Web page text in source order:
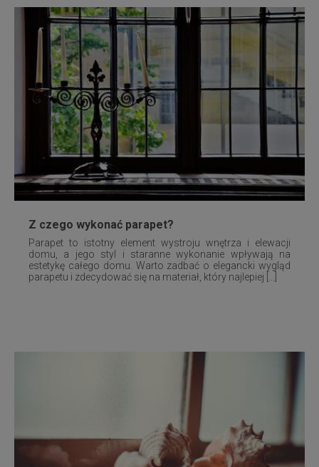
Z czego wykonać parapet?
Parapet to istotny element wystroju wnętrza i elewacji
domu, a jego styl i staranne wykonanie wpływają na
estetykę całego domu. Warto zadbać o elegancki wygląd
parapetu i zdecydować się na materiał, który najlepiej [...]